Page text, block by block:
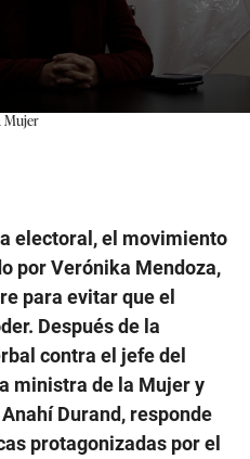
Mujer
electoral, el movimiento
por Verónika Mendoza,
para evitar que el
Después de la
contra el jefe del
ministra de la Mujer y
Durand, responde
protagonizadas por el